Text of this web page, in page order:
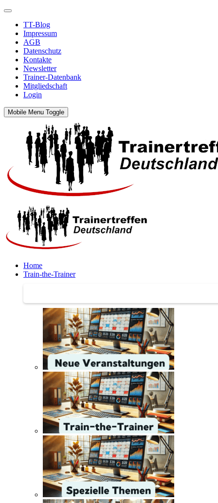
TT-Blog
Impressum
AGB
Datenschutz
Kontakte
Newsletter
Trainer-Datenbank
Mitgliedschaft
Login
Mobile Menu Toggle
Home
Train-the-Trainer